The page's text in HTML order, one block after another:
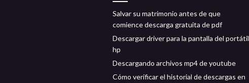
Salvar su matrimonio antes de que
comience descarga gratuita de pdf
Descargar driver para la pantalla del portátil
hp
Descargando archivos mp4 de youtube
Cómo verificar el historial de descargas en